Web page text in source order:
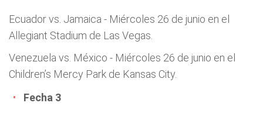
Ecuador vs. Jamaica - Miércoles 26 de junio en el
Allegiant Stadium de Las Vegas.
Venezuela vs. México - Miércoles 26 de junio en el
Children’s Mercy Park de Kansas City.
Fecha 3